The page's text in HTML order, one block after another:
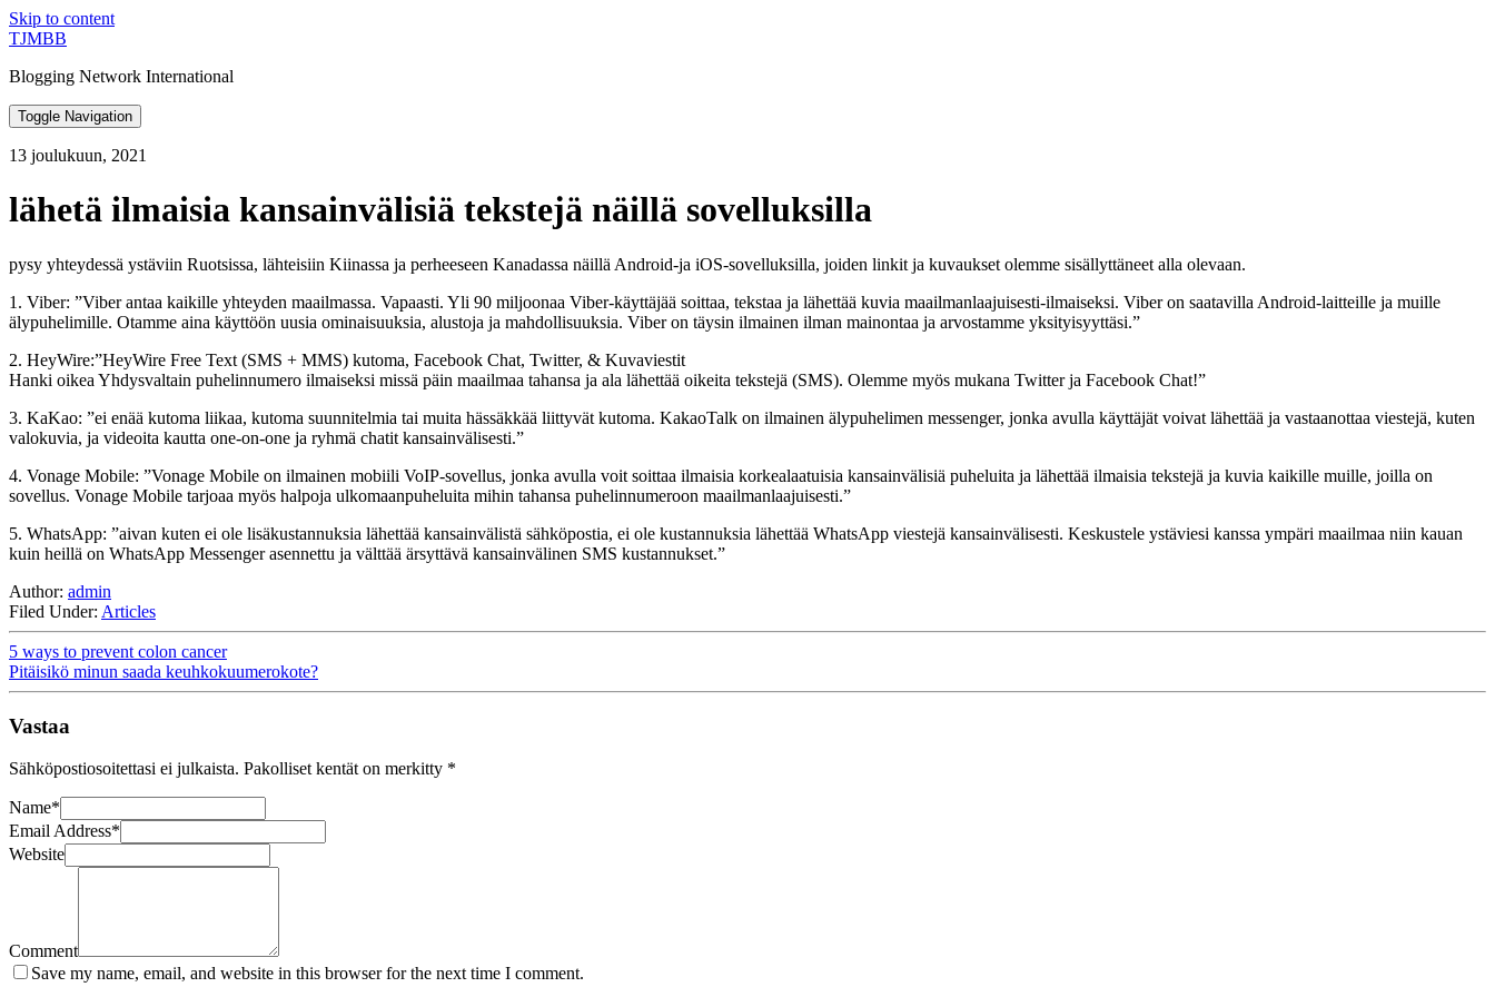
Skip to content
TJMBB
Blogging Network International
Toggle Navigation
13 joulukuun, 2021
lähetä ilmaisia kansainvälisiä tekstejä näillä sovelluksilla
pysy yhteydessä ystäviin Ruotsissa, lähteisiin Kiinassa ja perheeseen Kanadassa näillä Android-ja iOS-sovelluksilla, joiden linkit ja kuvaukset olemme sisällyttäneet alla olevaan.
1. Viber: ”Viber antaa kaikille yhteyden maailmassa. Vapaasti. Yli 90 miljoonaa Viber-käyttäjää soittaa, tekstaa ja lähettää kuvia maailmanlaajuisesti-ilmaiseksi. Viber on saatavilla Android-laitteille ja muille
älypuhelimille. Otamme aina käyttöön uusia ominaisuuksia, alustoja ja mahdollisuuksia. Viber on täysin ilmainen ilman mainontaa ja arvostamme yksityisyyttäsi.”
2. HeyWire:”HeyWire Free Text (SMS + MMS) kutoma, Facebook Chat, Twitter, & Kuvaviestit
Hanki oikea Yhdysvaltain puhelinnumero ilmaiseksi missä päin maailmaa tahansa ja ala lähettää oikeita tekstejä (SMS). Olemme myös mukana Twitter ja Facebook Chat!”
3. KaKao: ”ei enää kutoma liikaa, kutoma suunnitelmia tai muita hässäkkää liittyvät kutoma. KakaoTalk on ilmainen älypuhelimen messenger, jonka avulla käyttäjät voivat lähettää ja vastaanottaa viestejä, kuten
valokuvia, ja videoita kautta one-on-one ja ryhmä chatit kansainvälisesti.”
4. Vonage Mobile: ”Vonage Mobile on ilmainen mobiili VoIP-sovellus, jonka avulla voit soittaa ilmaisia korkealaatuisia kansainvälisiä puheluita ja lähettää ilmaisia tekstejä ja kuvia kaikille muille, joilla on
sovellus. Vonage Mobile tarjoaa myös halpoja ulkomaanpuheluita mihin tahansa puhelinnumeroon maailmanlaajuisesti.”
5. WhatsApp: ”aivan kuten ei ole lisäkustannuksia lähettää kansainvälistä sähköpostia, ei ole kustannuksia lähettää WhatsApp viestejä kansainvälisesti. Keskustele ystäviesi kanssa ympäri maailmaa niin kauan
kuin heillä on WhatsApp Messenger asennettu ja välttää ärsyttävä kansainvälinen SMS kustannukset.”
Author: admin
Filed Under: Articles
5 ways to prevent colon cancer
Pitäisikö minun saada keuhkokuumerokote?
Vastaa
Sähköpostiosoitettasi ei julkaista. Pakolliset kentät on merkitty *
Name*
Email Address*
Website
Comment
Save my name, email, and website in this browser for the next time I comment.